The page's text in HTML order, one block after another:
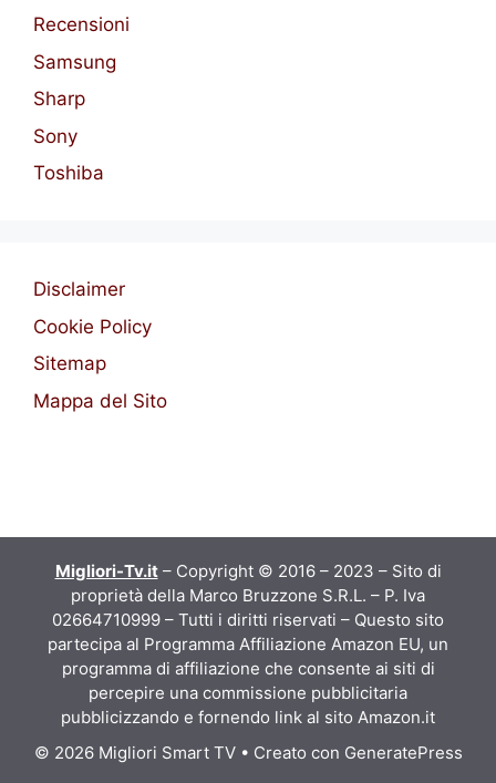
Recensioni
Samsung
Sharp
Sony
Toshiba
Disclaimer
Cookie Policy
Sitemap
Mappa del Sito
Migliori-Tv.it– Copyright © 2016 – 2023 – Sito di
proprietà della Marco Bruzzone S.R.L. – P. Iva
02664710999 – Tutti i diritti riservati – Questo sito
partecipa al Programma Affiliazione Amazon EU, un
programma di affiliazione che consente ai siti di
percepire una commissione pubblicitaria
pubblicizzando e fornendo link al sito Amazon.it
© 2026 Migliori Smart TV• Creato con GeneratePress